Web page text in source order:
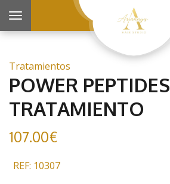
Toggle
navigation
Tratamientos
POWER PEPTIDES
TRATAMIENTO
107.00€
REF: 10307